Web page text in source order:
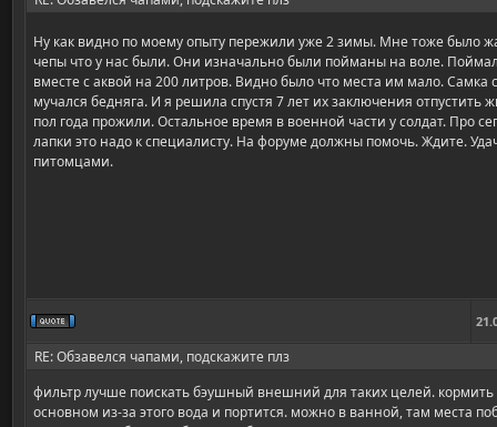
Ну как видно по моему опыту пережили уже 2 зимы. Мне тоже было
чепы что у нас были. Они изначально были пойманы на воле.
вместе с аквой на 200 литров. Видно было что места им мало. Самка
мучался бедняга. И я решила спустя 7 лет их заключения отпустить
пол года прожили. Остальное время в военной части у солдат. Про
лапки это надо к специалисту. На форуме должны помочь. Ждите.
питомцами.
RE: Обзавелся чапами, подскажите плз
фильтр лучше поискать бэушный внешний для таких целей. кормить
основном из-за этого вода и портится. можно в ванной, там места